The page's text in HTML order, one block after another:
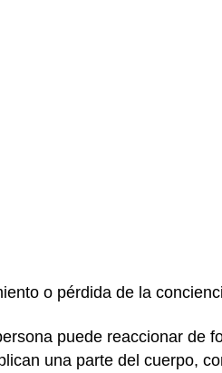
o pérdida de la
puede reaccionar de
una parte del cuerpo,